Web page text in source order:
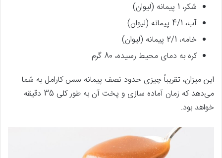
شکر، 1 پیمانه (لیوان)
آب، 4/1 پیمانه (لیوان)
خامه، 2/1 پیمانه (لیوان)
کره به دمای محیط رسیده، 80 گرم
این میزان، تقریباً چیزی حدود نصف پیمانه سس کارامل به شما
می‌دهد که زمان آماده سازی و پخت آن به طور کلی 35 دقیقه
خواهد بود.